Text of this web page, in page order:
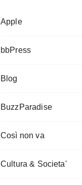
Apple
bbPress
Blog
BuzzParadise
Così non va
Cultura & Societa'